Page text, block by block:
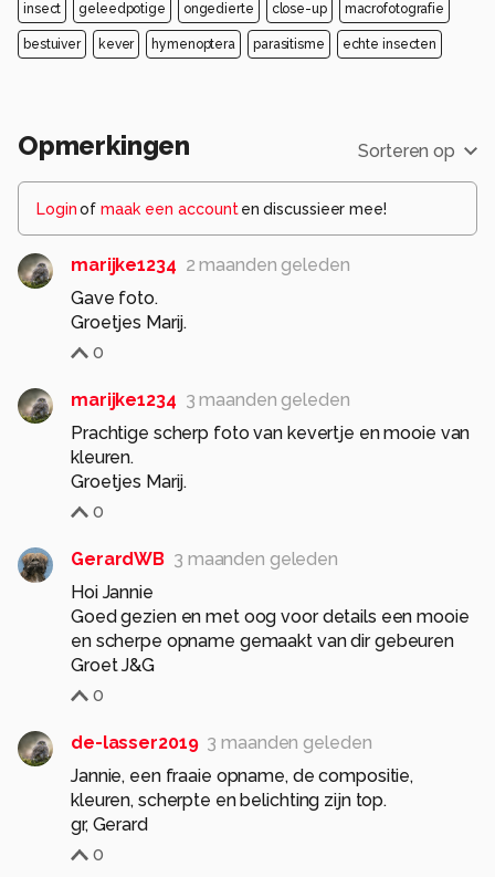
insect geleedpotige ongedierte close-up macrofotografie
bestuiver kever hymenoptera parasitisme echte insecten
Opmerkingen Sorteren op
Loginof maak een account en discussieer mee!
marijke1234 2 maanden geleden
Gave foto.
Groetjes Marij.
0
marijke1234 3 maanden geleden
Prachtige scherp foto van kevertje en mooie van
kleuren.
Groetjes Marij.
0
GerardWB 3 maanden geleden
Hoi Jannie
Goed gezien en met oog voor details een mooie
en scherpe opname gemaakt van dir gebeuren
Groet J&G
0
de-lasser2019 3 maanden geleden
Jannie, een fraaie opname, de compositie,
kleuren, scherpte en belichting zijn top.
0